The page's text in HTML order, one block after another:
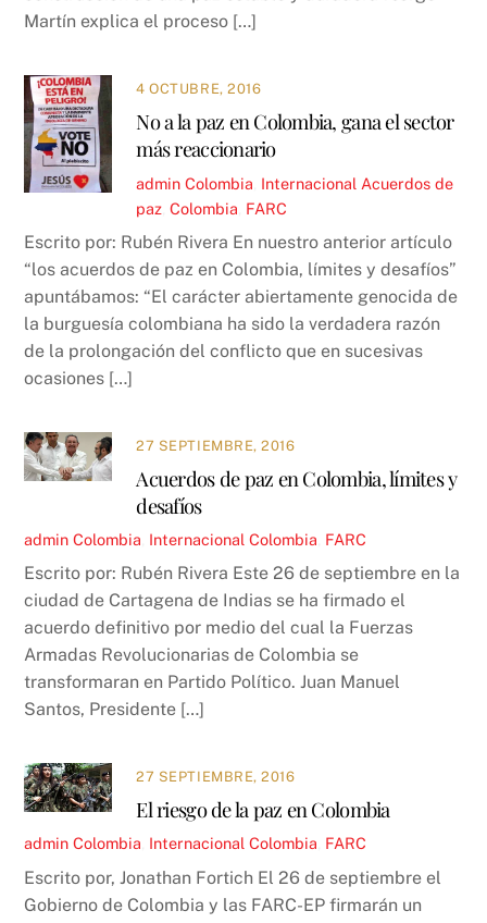
Martín explica el proceso […]
4 OCTUBRE, 2016
No a la paz en Colombia, gana el sector
más reaccionario
admin Colombia Internacional Acuerdos de
paz ,Colombia FARC
Escrito por: Rubén Rivera En nuestro anterior artículo
“los acuerdos de paz en Colombia, límites y desafíos”
apuntábamos: “El carácter abiertamente genocida de
la burguesía colombiana ha sido la verdadera razón
de la prolongación del conflicto que en sucesivas
ocasiones […]
27 SEPTIEMBRE, 2016
Acuerdos de paz en Colombia, límites y
desafíos
admin Colombia Internacional Colombia FARC
Escrito por: Rubén Rivera Este 26 de septiembre en la
ciudad de Cartagena de Indias se ha firmado el
acuerdo definitivo por medio del cual la Fuerzas
Armadas Revolucionarias de Colombia se
transformaran en Partido Político. Juan Manuel
Santos, Presidente […]
27 SEPTIEMBRE, 2016
El riesgo de la paz en Colombia
admin Colombia Internacional Colombia FARC
Escrito por, Jonathan Fortich El 26 de septiembre el
Gobierno de Colombia y las FARC-EP firmarán un